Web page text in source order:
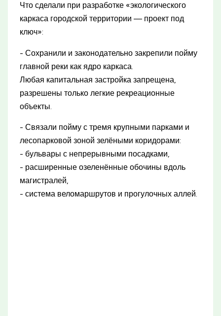
Что сделали при разработке «экологического
каркаса городской территории — проект под
ключ»:
- Сохранили и законодательно закрепили пойму
главной реки как ядро каркаса.
Любая капитальная застройка запрещена,
разрешены только легкие рекреационные
объекты.
- Связали пойму с тремя крупными парками и
лесопарковой зоной зелёными коридорами:
- бульвары с непрерывными посадками,
- расширенные озеленённые обочины вдоль
магистралей,
- система веломаршрутов и прогулочных аллей.